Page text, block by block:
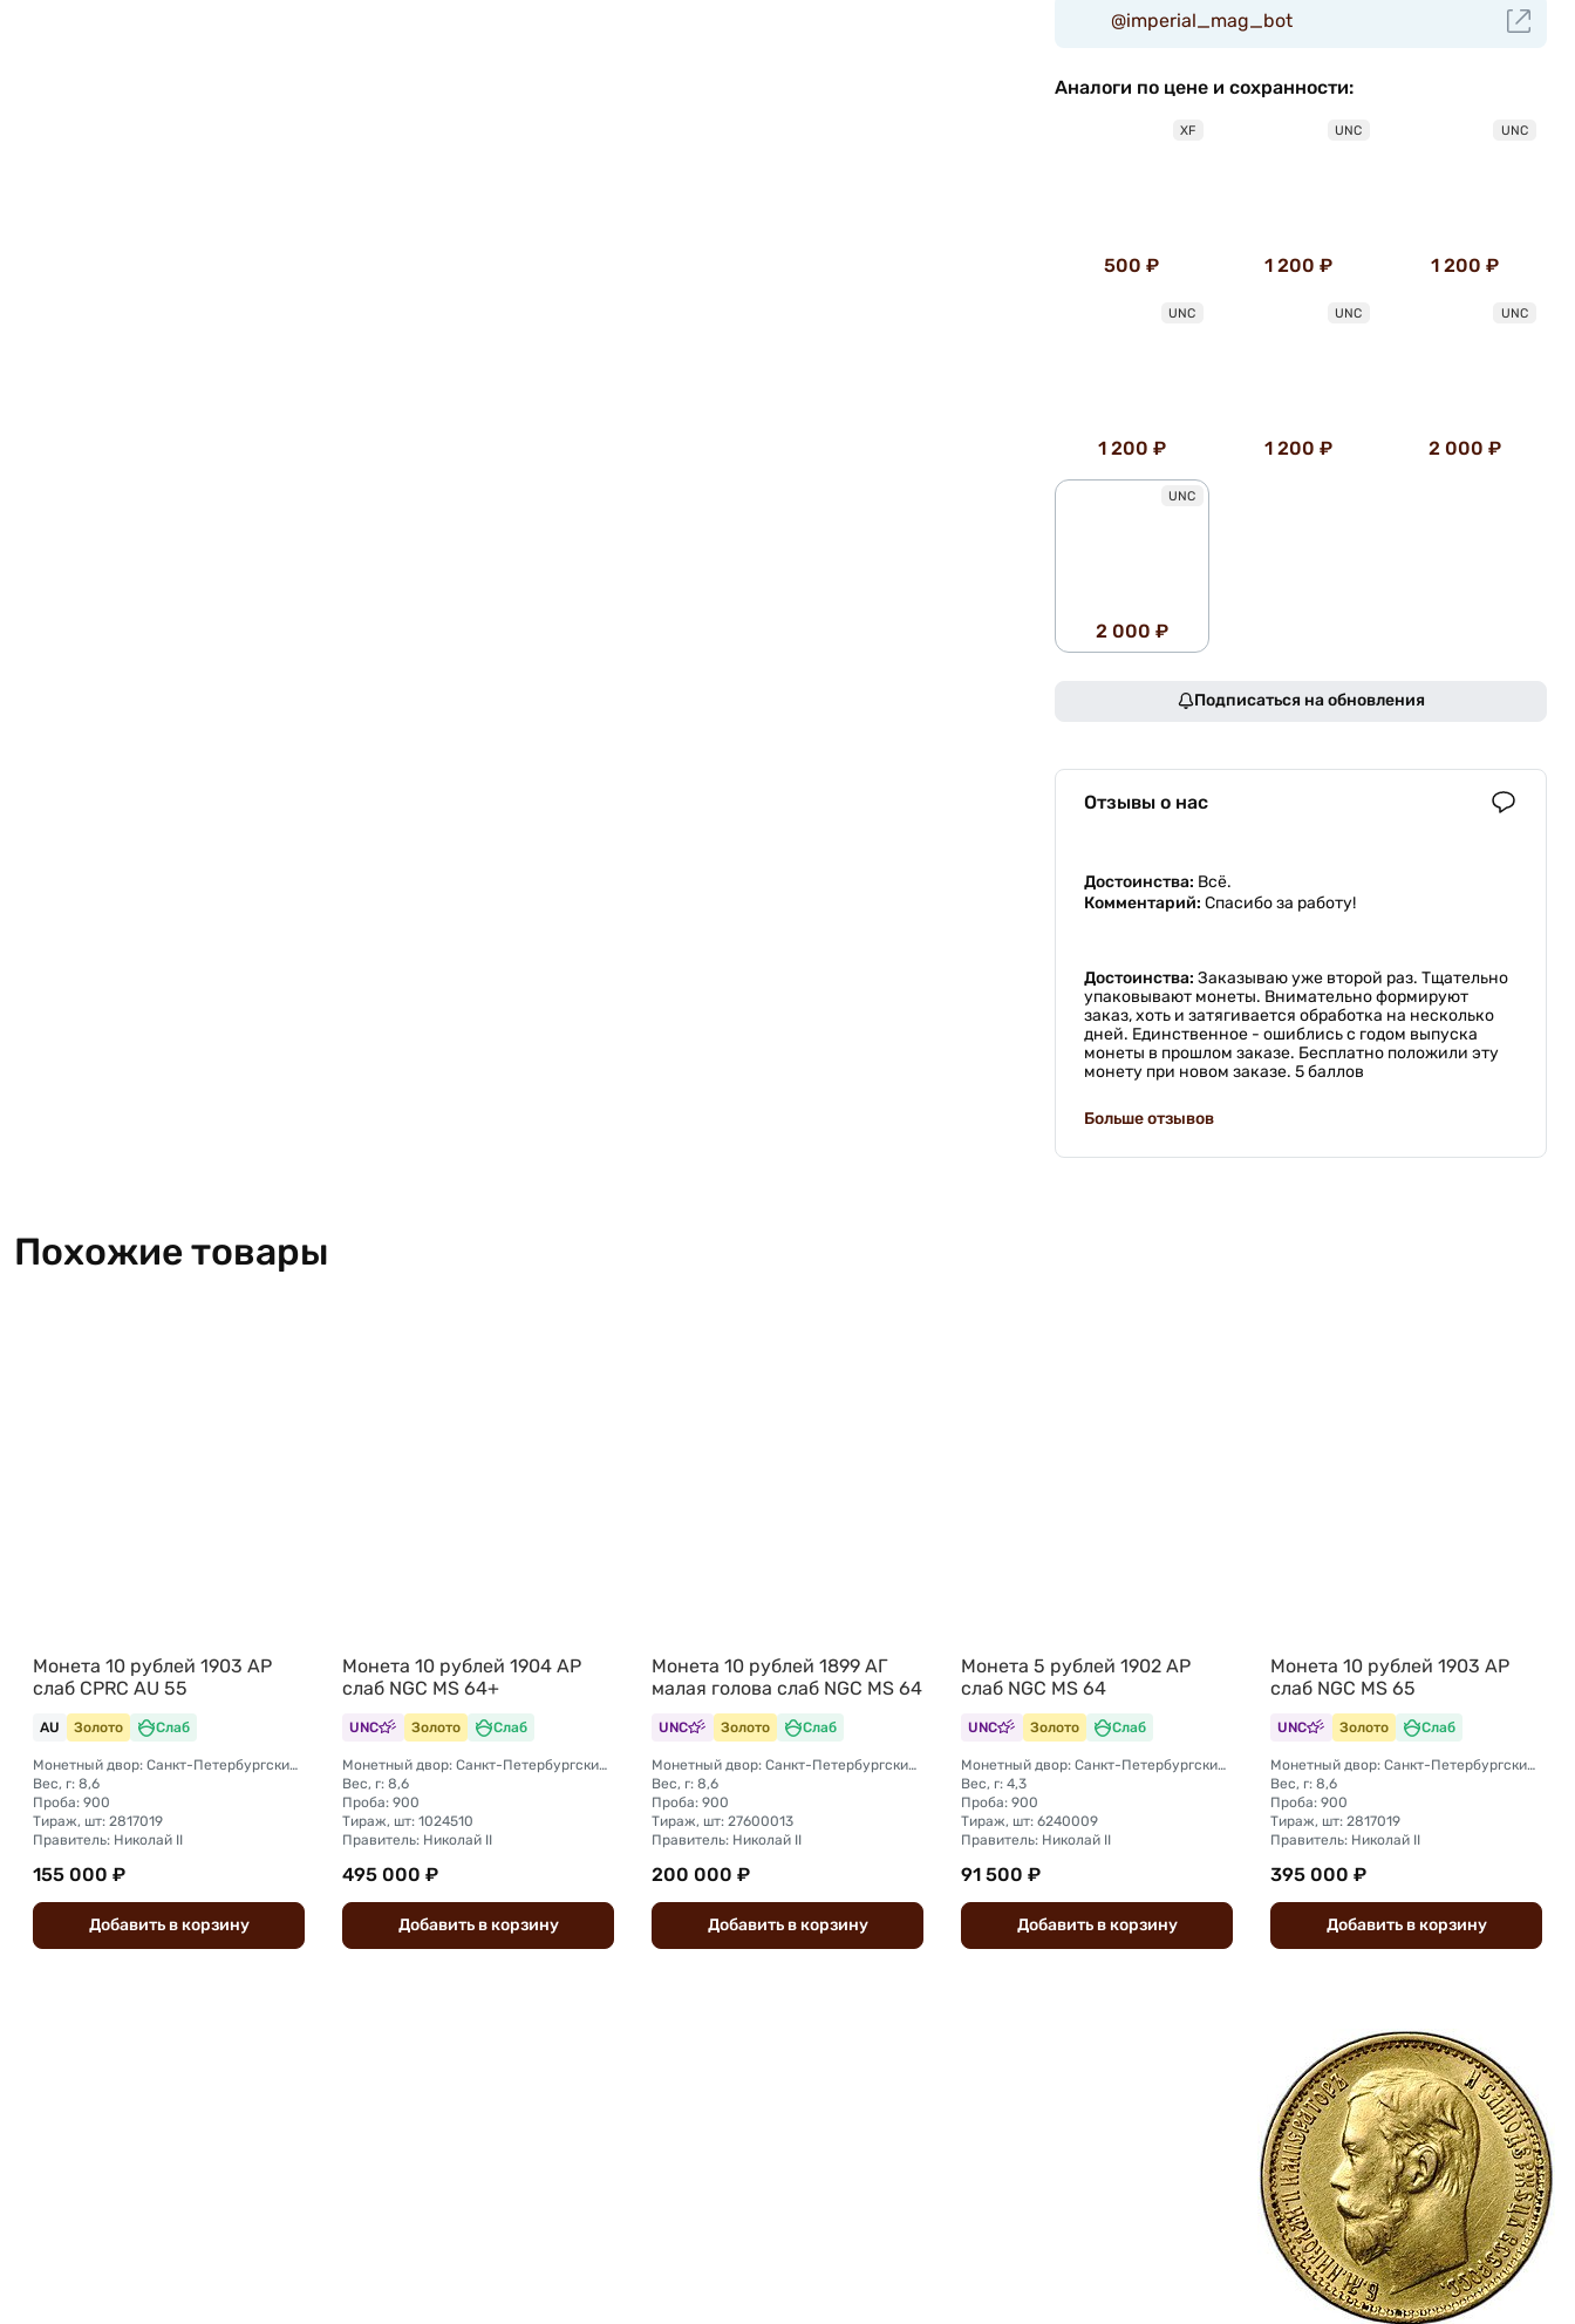
@imperial_mag_bot
Аналоги по цене и сохранности:
XF
500 ₽
UNC
1 200 ₽
UNC
1 200 ₽
UNC
1 200 ₽
UNC
1 200 ₽
UNC
2 000 ₽
UNC
2 000 ₽
Подписаться на обновления
Отзывы о нас
Достоинства: Всё.
Комментарий: Спасибо за работу!
Достоинства: Заказываю уже второй раз. Тщательно
упаковывают монеты. Внимательно формируют
заказ, хоть и затягивается обработка на несколько
дней. Единственное - ошиблись с годом выпуска
монеты в прошлом заказе. Бесплатно положили эту
монету при новом заказе. 5 баллов
Больше отзывов
Похожие товары
Монета 10 рублей 1903 АР
слаб CPRC AU 55
AU Золото Слаб
Монетный двор: Санкт-Петербургский монетный двор
Вес, г: 8,6
Проба: 900
Тираж, шт: 2817019
Правитель: Николай II
155 000 ₽
Добавить вкорзину
Монета 10 рублей 1904 АР
слаб NGC MS 64+
UNC Золото Слаб
Монетный двор: Санкт-Петербургский монетный двор
Вес, г: 8,6
Проба: 900
Тираж, шт: 1024510
Правитель: Николай II
495 000 ₽
Добавить вкорзину
Монета 10 рублей 1899 АГ
малая голова слаб NGC MS 64
UNC Золото Слаб
Монетный двор: Санкт-Петербургский монетный двор
Вес, г: 8,6
Проба: 900
Тираж, шт: 27600013
Правитель: Николай II
200 000 ₽
Добавить вкорзину
Монета 5 рублей 1902 АР
слаб NGC MS 64
UNC Золото Слаб
Монетный двор: Санкт-Петербургский монетный двор
Вес, г: 4,3
Проба: 900
Тираж, шт: 6240009
Правитель: Николай II
91 500 ₽
Добавить вкорзину
Монета 10 рублей 1903 АР
слаб NGC MS 65
UNC Золото Слаб
Монетный двор: Санкт-Петербургский монетный двор
Вес, г: 8,6
Проба: 900
Тираж, шт: 2817019
Правитель: Николай II
395 000 ₽
Добавить вкорзину